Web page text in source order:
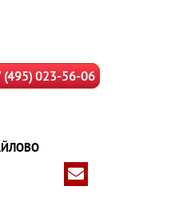
(495) 023-56-06